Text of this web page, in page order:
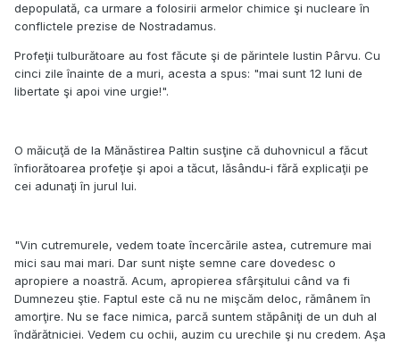
depopulată, ca urmare a folosirii armelor chimice şi nucleare în
conflictele prezise de Nostradamus.
Profeţii tulburătoare au fost făcute şi de părintele Iustin Pârvu. Cu
cinci zile înainte de a muri, acesta a spus: "mai sunt 12 luni de
libertate şi apoi vine urgie!".
O măicuţă de la Mănăstirea Paltin susţine că duhovnicul a făcut
înfiorătoarea profeţie şi apoi a tăcut, lăsându-i fără explicaţii pe
cei adunaţi în jurul lui.
"Vin cutremurele, vedem toate încercările astea, cutremure mai
mici sau mai mari. Dar sunt nişte semne care dovedesc o
apropiere a noastră. Acum, apropierea sfârşitului când va fi
Dumnezeu ştie. Faptul este că nu ne mişcăm deloc, rămânem în
amorţire. Nu se face nimica, parcă suntem stăpâniţi de un duh al
îndărătniciei. Vedem cu ochii, auzim cu urechile şi nu credem. Aşa